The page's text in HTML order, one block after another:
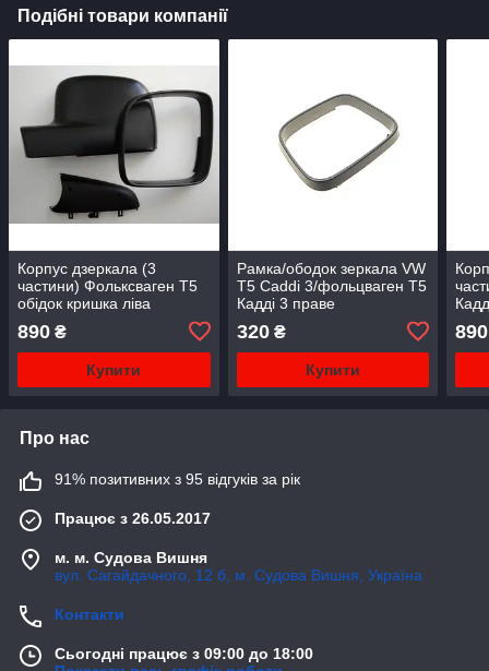
Подібні товари компанії
Корпус дзеркала (3
частини) Фольксваген Т5
обідок кришка ліва
890 ₴
Купити
Рамка/ободок зеркала VW
T5 Caddi 3/фольцваген Т5
Кадді 3 праве
320₴
Купити
890
Про нас
91% позитивних з 95 відгуків за рік
Працює з 26.05.2017
м. м. Судова Вишня
вул. Сагайдачного, 12 б, м. Судова Вишня, Україна
Контакти
Сьогодні працює з 09:00 до 18:00